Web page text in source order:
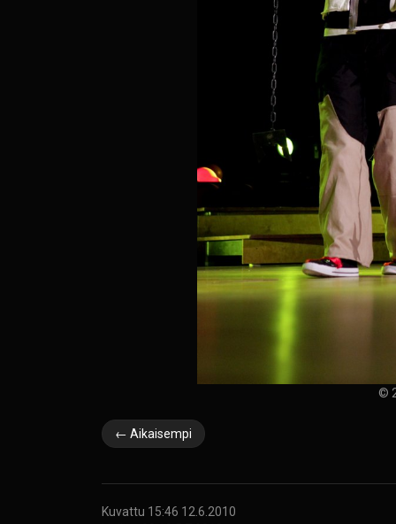
©
← Aikaisempi
Kuvattu 15:46 12.6.2010